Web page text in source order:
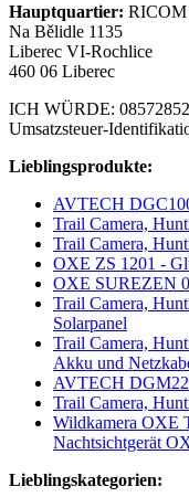
Hauptquartier: RICOM
Na Bělidle 1135
Liberec VI-Rochlice
460 06 Liberec
ICH WÜRDE: 08572852
Umsatzsteuer-
Lieblingsprodukte:
AVTECH
Trail Camera,
Trail Camera,
OXE ZS 1201 -
OXE SUREZEN
Trail Camera,
Solarpanel
Trail Camera,
Akku und
AVTECH
Trail Camera,
Wildkamera OXE
Nachtsichtgerät
Lieblingskategorien: